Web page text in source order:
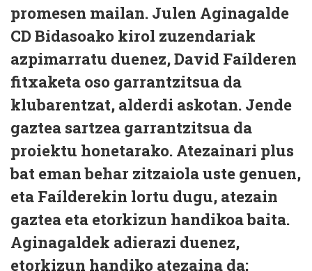
promesen mailan. Julen Aginagalde
CD Bidasoako kirol zuzendariak
azpimarratu duenez, David Faílderen
fitxaketa oso garrantzitsua da
klubarentzat, alderdi askotan. Jende
gaztea sartzea garrantzitsua da
proiektu honetarako. Atezainari plus
bat eman behar zitzaiola uste genuen,
eta Faílderekin lortu dugu, atezain
gaztea eta etorkizun handikoa baita.
Aginagaldek adierazi duenez,
etorkizun handiko atezaina da;